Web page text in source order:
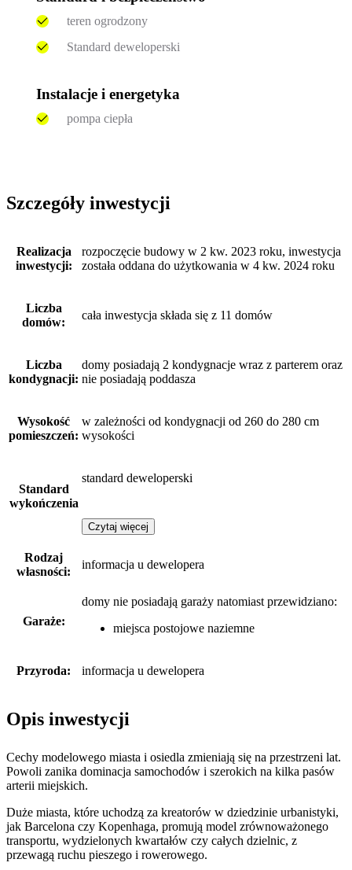
teren ogrodzony
Standard deweloperski
Instalacje i energetyka
pompa ciepła
Szczegóły inwestycji
Realizacja
inwestycji:
rozpoczęcie budowy w 2 kw. 2023 roku, inwestycja
została oddana do użytkowania w 4 kw. 2024 roku
Liczba
domów:
cała inwestycja składa się z 11 domów
Liczba
kondygnacji:
domy posiadają 2 kondygnacje wraz z parterem oraz
nie posiadają poddasza
Wysokość
pomieszczeń:
w zależności od kondygnacji od 260 do 280 cm
wysokości
Standard
wykończenia
standard deweloperski
Czytaj więcej
Rodzaj
własności:
informacja u dewelopera
Garaże:
domy nie posiadają garaży natomiast przewidziano:
miejsca postojowe naziemne
Przyroda: informacja u dewelopera
Opis inwestycji
Cechy modelowego miasta i osiedla zmieniają się na przestrzeni lat.
Powoli zanika dominacja samochodów i szerokich na kilka pasów
arterii miejskich.
Duże miasta, które uchodzą za kreatorów w dziedzinie urbanistyki,
jak Barcelona czy Kopenhaga, promują model zrównoważonego
transportu, wydzielonych kwartałów czy całych dzielnic, z
przewagą ruchu pieszego i rowerowego.